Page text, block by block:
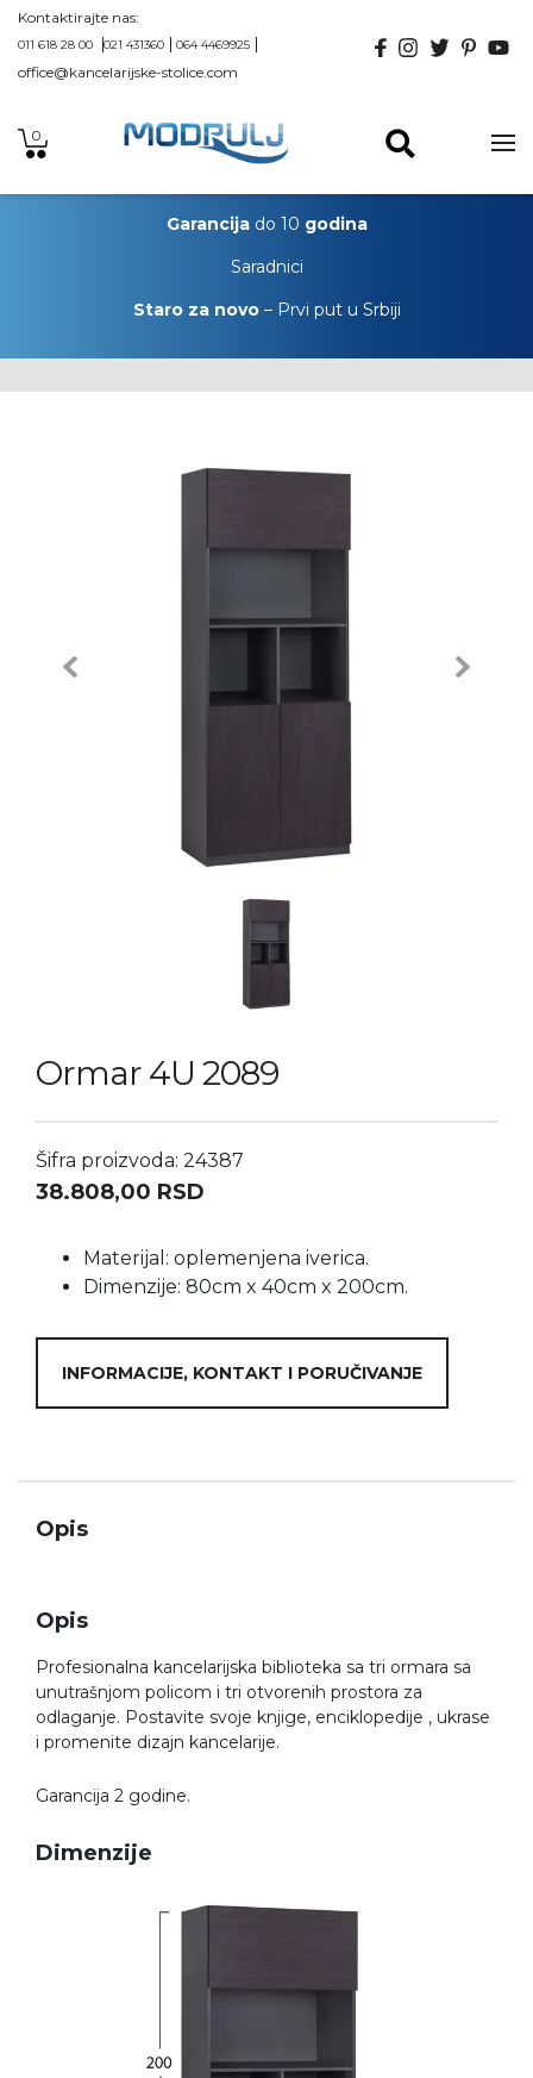
Kontaktirajte nas:
011 618 28 00 021 431360 064 4469925
office@kancelarijske-stolice.com
0
Garancijado 10 godina
Saradnici
Staro za novo– Prvi put u Srbiji
Previous Next
Ormar 4U 2089
Šifra proizvoda: 24387
38.808,00 RSD
Materijal: oplemenjena iverica.
Dimenzije: 80cm x 40cm x 200cm.
INFORMACIJE, KONTAKT I PORUČIVANJE
Opis
Opis
Profesionalna kancelarijska biblioteka sa tri ormara sa
unutrašnjom policom i tri otvorenih prostora za
odlaganje. Postavite svoje knjige, enciklopedije , ukrase
i promenite dizajn kancelarije.
Garancija 2 godine.
Dimenzije